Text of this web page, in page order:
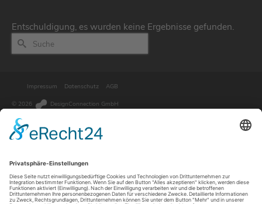
Entschuldigung, es wurden keine Ergebnisse gefunden.
Suche
nach:
Impressum Datenschutz AGB
© 2026 DesignConnection GmbH